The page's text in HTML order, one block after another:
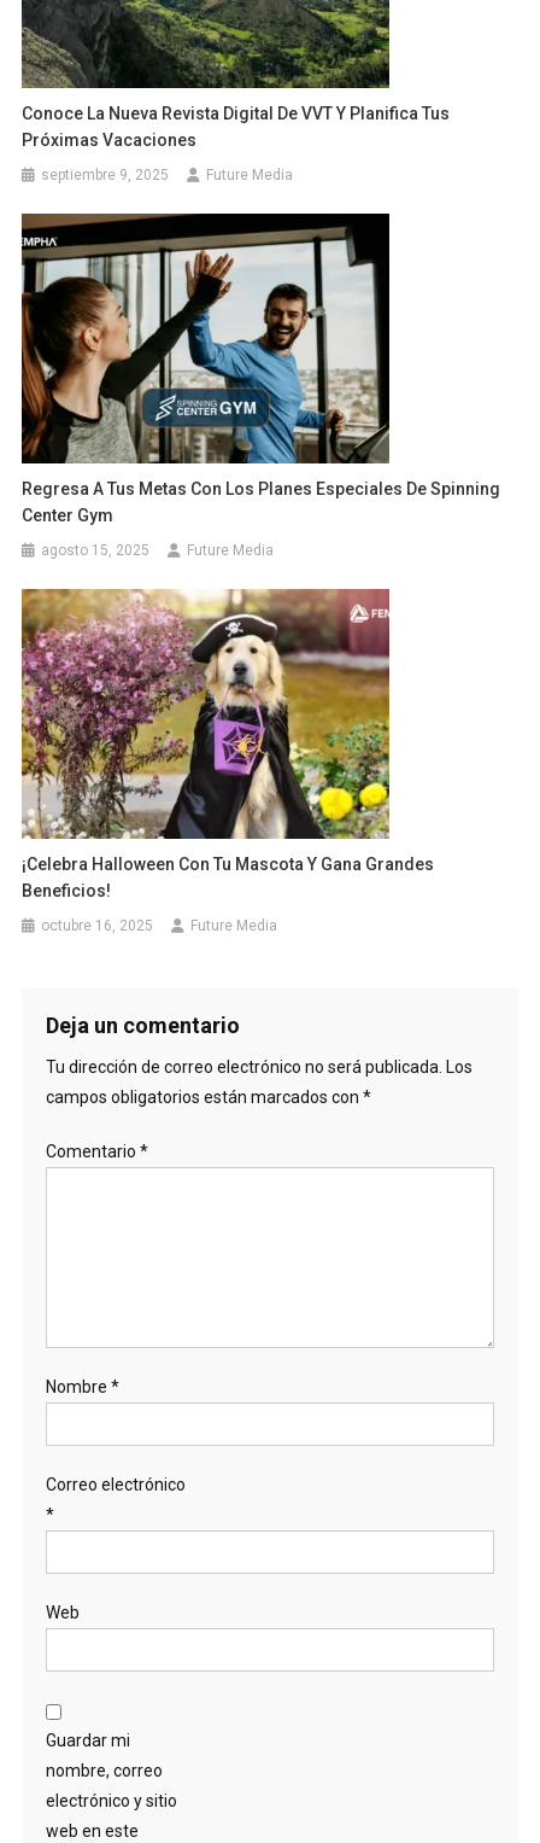
Conoce La Nueva Revista Digital De VVT Y Planifica Tus
Próximas Vacaciones
septiembre 9, 2025 Future Media
Regresa A Tus Metas Con Los Planes Especiales De Spinning
Center Gym
agosto 15, 2025 Future Media
¡Celebra Halloween Con Tu Mascota Y Gana Grandes
Beneficios!
octubre 16, 2025 Future Media
Deja un comentario
Tu dirección de correo electrónico no será publicada. Los
campos obligatorios están marcados con *
Comentario *
Nombre *
Correo electrónico
*
Web
Guardar mi
nombre, correo
electrónico y sitio
web en este